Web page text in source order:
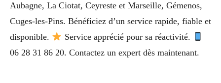
Aubagne, La Ciotat, Ceyreste et Marseille, Gémenos,
Cuges-les-Pins. Bénéficiez d’un service rapide, fiable et
disponible.
Service apprécié pour sa réactivité.
06 28 31 86 20. Contactez un expert dès maintenant.